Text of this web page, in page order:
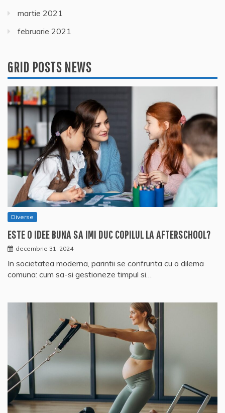
martie 2021
februarie 2021
GRID POSTS NEWS
Diverse
ESTE O IDEE BUNA SA IMI DUC COPILUL LA AFTERSCHOOL?
decembrie 31, 2024
In societatea moderna, parintii se confrunta cu o dilema
comuna: cum sa-si gestioneze timpul si…